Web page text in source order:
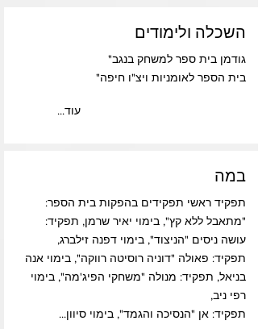
השכלה ולימודים
גודמן בית ספר למשחק בנגב"
בית הספר לאומניות ויצ"ו חיפה"
...עוד
במה
תפקיד ראשי תפקידים בהפקות בית הספר:
"מתאבל ללא קץ", בימוי יאיר שרמן, תפקיד:
עושה ניסים "הניצוד", בימוי דפנה זילברג,
תפקיד: פאולה "דוניה רוסיטה רווקה", בימוי אנה
בניאל, תפקיד: מנולה "משחקי הפיג'מה", בימוי
רפי ניב,
תפקיד: אן "הנסיכה והגמד", בימוי סיוון...